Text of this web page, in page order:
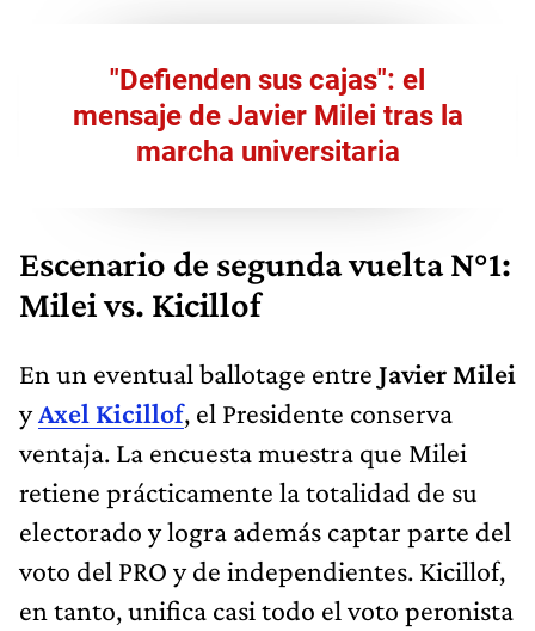
"Defienden sus cajas": el
mensaje de Javier Milei tras la
marcha universitaria
Escenario de segunda vuelta N°1:
Milei vs. Kicillof
En un eventual ballotage entre Javier Milei
yAxel Kicillof, el Presidente conserva
ventaja. La encuesta muestra que Milei
retiene prácticamente la totalidad de su
electorado y logra además captar parte del
voto del PRO y de independientes. Kicillof,
en tanto, unifica casi todo el voto peronista